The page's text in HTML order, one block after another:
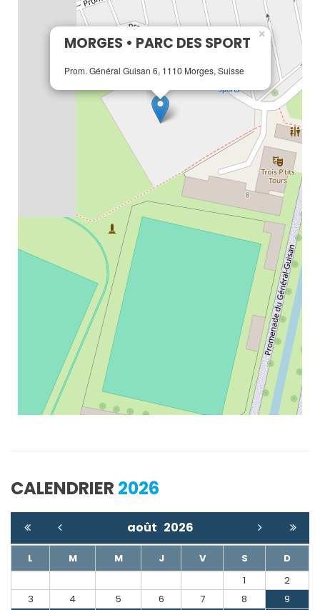
MORGES • PARC DES SPORT
Prom. Général Guisan 6, 1110 Morges, Suisse
×
CALENDRIER 2026
août 2026
L M M J V S
D
1
2
3
4 5 6 7 8
9